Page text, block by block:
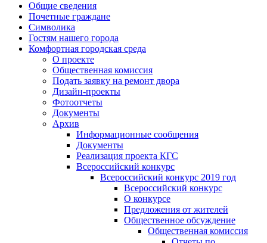
Общие сведения
Почетные граждане
Символика
Гостям нашего города
Комфортная городская среда
О проекте
Общественная комиссия
Подать заявку на ремонт двора
Дизайн-проекты
Фотоотчеты
Документы
Архив
Информационные сообщения
Документы
Реализация проекта КГС
Всероссийский конкурс
Всероссийский конкурс 2019 год
Всероссийский конкурс
О конкурсе
Предложения от жителей
Общественное обсуждение
Общественная комиссия